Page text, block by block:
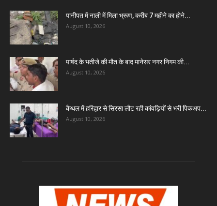
पानीपत में नाली में मिला भ्रूण, करीब 7 महीने का होने...
August 10, 2026
पार्षद के भतीजे की मौत के बाद मानेसर नगर निगम की...
August 10, 2026
कैथल में हरिद्वार से सिरसा लौट रही कांवड़ियों से भरी पिकअप...
August 10, 2026